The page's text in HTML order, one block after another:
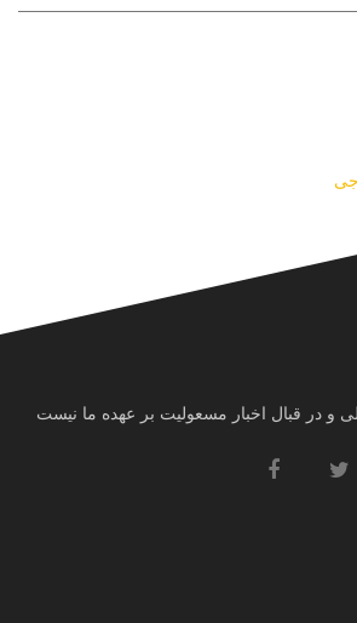
و در قبال اخبار مسعولیت بر عهده ما نیست